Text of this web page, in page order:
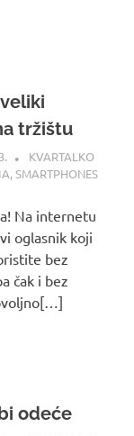
tržištu
KVARTALKO
,SMARTPHONES
Na internetu
oglasnik koji
bez
čak i bez
odeće